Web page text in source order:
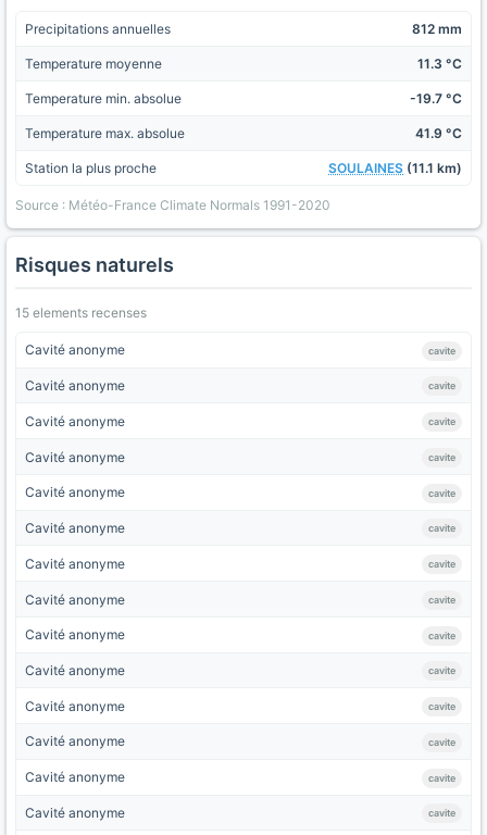
Precipitations annuelles 812 mm
Temperature moyenne 11.3 °C
Temperature min. absolue -19.7 °C
Temperature max. absolue 41.9 °C
Station la plus proche SOULAINES (11.1 km)
Source : Météo-France Climate Normals 1991-2020
Risques naturels
15 elements recenses
Cavité anonyme cavite
Cavité anonyme cavite
Cavité anonyme cavite
Cavité anonyme cavite
Cavité anonyme cavite
Cavité anonyme cavite
Cavité anonyme cavite
Cavité anonyme cavite
Cavité anonyme cavite
Cavité anonyme cavite
Cavité anonyme cavite
Cavité anonyme cavite
Cavité anonyme cavite
Cavité anonyme cavite